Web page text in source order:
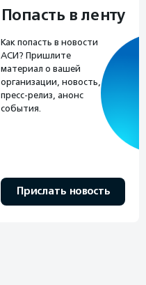
Попасть в ленту
Как попасть в новости
АСИ? Пришлите
материал о вашей
организации, новость,
пресс-релиз, анонс
события.
Прислать новость